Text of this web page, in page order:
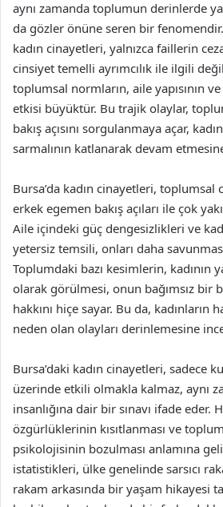
aynı zamanda toplumun derinlerde
da gözler önüne seren bir
kadın cinayetleri, yalnızca faillerin
cinsiyet temelli ayrımcılık ile ilgili
toplumsal normların, aile yapısının
etkisi büyüktür. Bu trajik olaylar,
bakış açısını sorgulanmaya açar,
sarmalının katlanarak devam
Bursa’da kadın cinayetleri, toplumsal
erkek egemen bakış açıları ile çok
Aile içindeki güç dengesizlikleri ve
yetersiz temsili, onları daha
Toplumdaki bazı kesimlerin, kadının
olarak görülmesi, onun bağımsız bir
hakkını hiçe sayar. Bu da, kadınların
neden olan olayları derinlemesine
Bursa’daki kadın cinayetleri, sadece
üzerinde etkili olmakla kalmaz, aynı
insanlığına dair bir sınavı ifade eder.
özgürlüklerinin kısıtlanması ve
psikolojisinin bozulması anlamına
istatistikleri, ülke genelinde sarsıcı
rakam arkasında bir yaşam hikayesi